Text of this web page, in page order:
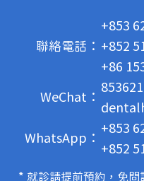
聯絡電話：
+853
+852
+86
WeChat：
WhatsApp：
+853
+852
* 就診請提前預約，免